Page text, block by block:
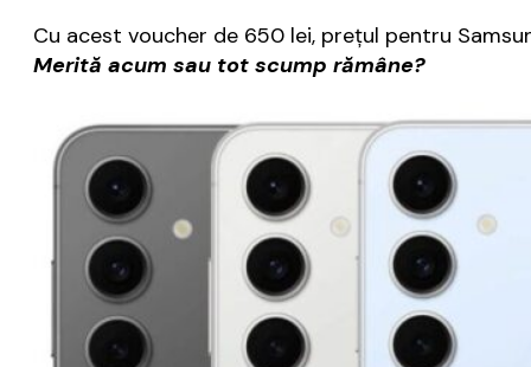
Cu acest voucher de 650 lei, preţul pentru
Merită acum sau tot scump rămâne?